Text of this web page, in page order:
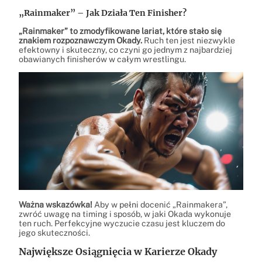
„Rainmaker” – Jak Działa Ten Finisher?
„Rainmaker” to zmodyfikowane lariat, które stało się
znakiem rozpoznawczym Okady. Ruch ten jest niezwykle
efektowny i skuteczny, co czyni go jednym z najbardziej
obawianych finisherów w całym wrestlingu.
Ważna wskazówka! Aby w pełni docenić „Rainmakera”,
zwróć uwagę na timing i sposób, w jaki Okada wykonuje
ten ruch. Perfekcyjne wyczucie czasu jest kluczem do
jego skuteczności.
Największe Osiągnięcia w Karierze Okady